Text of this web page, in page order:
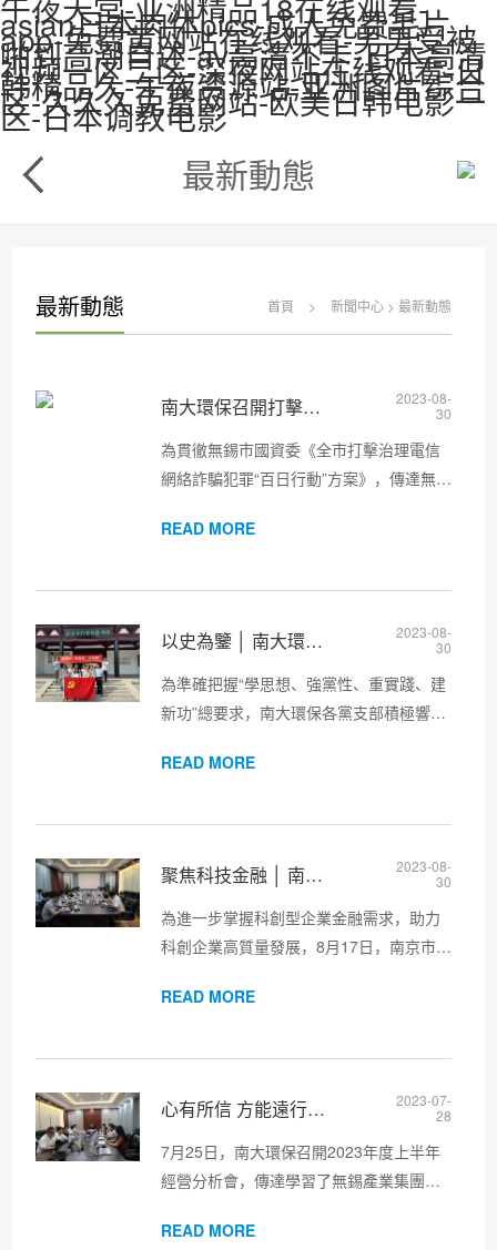
asian日本肉体pics-成人免费毛片
app-免费黄网站在线观看-男男受被
啪到高潮自述-av高清不卡-日本高清
视频一区二区-深夜网站在线观看-日
韩精品久-午夜资源站-亚洲图片综合
区-久久久免费网站-欧美日韩电影一
区-日本调教电影
最新動態
最新動態 首頁 > 新聞中心> 最新動態
南大環保召開打擊治理電信網絡詐騙犯罪“百日行動” 宣貫培訓
2023-08-
30
為貫徹無錫市國資委《全市打擊治理電信
網絡詐騙犯罪“百日行動”方案》，傳達無錫
全市打擊治理電信網絡詐騙犯罪“百日行動”
保組織召開打擊治理電信...
READ MORE
以史為鑒 │ 南大環保研發咨詢支部赴南京條約史料館開展主題
2023-08-
30
為準確把握“學思想、強黨性、重實踐、建
新功”總要求，南大環保各黨支部積極響應
日實踐活動。8月25日，研發咨詢支部踏尋
開展“憶初心 強黨性 當先鋒...
READ MORE
聚焦科技金融 │ 南京市科技局、金融機構赴南大環保開展調研
2023-08-
30
為進一步掌握科創型企業金融需求，助力
科創企業高質量發展，8月17日，南京市科
開發區科技人才局副局長李慧川，以及證
關機構專家，聯合赴南大環保走...
READ MORE
心有所信 方能遠行︱南大環保召開2023年上半年經營分析會
2023-07-
28
7月25日，南大環保召開2023年度上半年
經營分析會，傳達學習了無錫產業集團上
年初下達的全年經營目標進行認真總結分
READ MORE